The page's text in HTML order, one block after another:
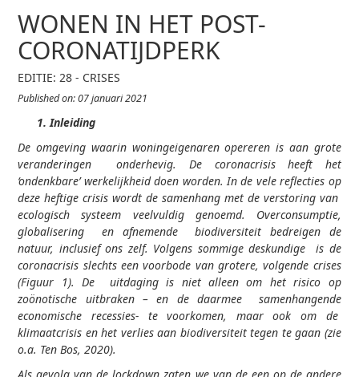
WONEN IN HET POST-
CORONATIJDPERK
EDITIE: 28 - CRISES
Published on: 07 januari 2021
Inleiding
De omgeving waarin woningeigenaren opereren is aan grote
veranderingen onderhevig. De coronacrisis heeft het
‘ondenkbare’ werkelijkheid doen worden. In de vele reflecties op
deze heftige crisis wordt de samenhang met de verstoring van
ecologisch systeem veelvuldig genoemd. Overconsumptie,
globalisering en afnemende biodiversiteit bedreigen de
natuur, inclusief ons zelf. Volgens sommige deskundige is de
coronacrisis slechts een voorbode van grotere, volgende crises
(Figuur 1). De uitdaging is niet alleen om het risico op
zoönotische uitbraken – en de daarmee samenhangende
economische recessies- te voorkomen, maar ook om de
klimaatcrisis en het verlies aan biodiversiteit tegen te gaan (zie
o.a. Ten Bos, 2020).